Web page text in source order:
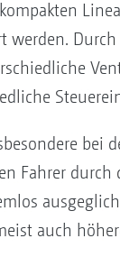
werden.
bei
Fahrer
auch